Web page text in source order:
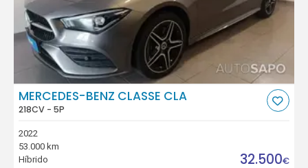
MERCEDES-BENZ CLASSE CLA
218CV - 5P
2022
53.000 km
Híbrido
32.500€